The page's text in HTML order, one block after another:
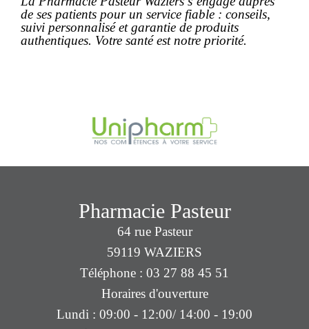
de ses patients pour un service fiable : conseils,
suivi personnalisé et garantie de produits
authentiques. Votre santé est notre priorité.
Pharmacie Pasteur
64 rue Pasteur
59119 WAZIERS
Téléphone : 03 27 88 45 51
Horaires d'ouverture
Lundi : 09:00 - 12:00/ 14:00 - 19:00